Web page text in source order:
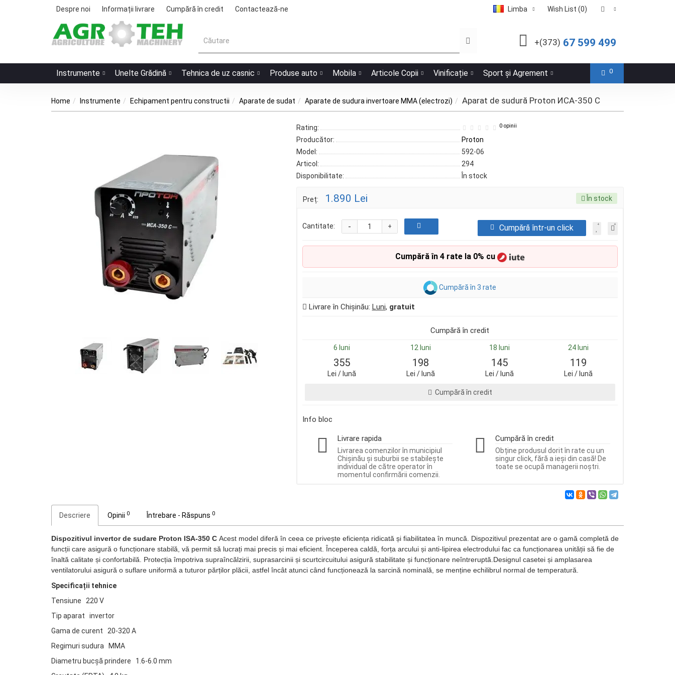
Despre noi Informații livrare Cumpără în credit Contactează-ne Limba Wish List (0)
+(373) 67 599 499
Instrumente Unelte Grădină Tehnica de uz casnic Produse auto Mobila Articole Copii Vinificație Sport și Agrement 0
Home Instrumente Echipament pentru constructii Aparate de sudat Aparate de sudura invertoare MMA (electrozi) Aparat de sudură Proton ИСА-350 С
Rating: 0 opinii
Producător:
Proton
Model:
592-06
Articol:
294
Disponibilitate:
În stock
Preț: 1.890 Lei În stock
Cantitate: +
- Cumpără într-un click
Cumpără în 4 rate la 0% cu
Cumpără în 3 rate
Livrare în Chișinău: Luni, gratuit
Cumpără în credit
6 luni 12 luni 18 luni 24 luni
355
Lei / lună
198
Lei / lună
145
Lei / lună
119
Lei / lună
Cumpără în credit
Info bloc
Livrare rapida
Livrarea comenzilor în municipiul
Chișinău și suburbii se stabilește
individual de către operator în
momentul confirmării comenzii.
Cumpără în credit
Obține produsul dorit în rate cu un
singur click, fără a ieși din casă! De
toate se ocupă managerii noștri.
Descriere Opinii 0 Întrebare - Răspuns 0
Dispozitivul invertor de sudare Proton ISA-350 C Acest model diferă în ceea ce privește eficiența ridicată și fiabilitatea în muncă. Dispozitivul prezentat are o gamă completă de
funcții care asigură o funcționare stabilă, vă permit să lucrați mai precis și mai eficient. Începerea caldă, forța arcului și anti-lipirea electrodului fac ca funcționarea unității să fie de
înaltă calitate și confortabilă. Protecția împotriva supraîncălzirii, suprasarcinii și scurtcircuitului asigură stabilitate și funcționare neîntreruptă.Designul casetei și amplasarea
ventilatorului asigură o suflare uniformă a tuturor părților plăcii, astfel încât atunci când funcționează la sarcină nominală, se menține echilibrul normal de temperatură.
Specificații tehnice
Tensiune 220 V
Tip aparat invertor
Gama de curent 20-320 A
Regimuri sudura MMA
Diametru bucşă prindere 1.6-6.0 mm